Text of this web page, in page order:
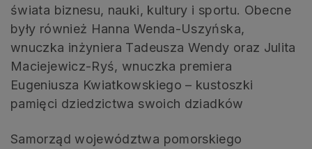
świata biznesu, nauki, kultury i sportu. Obecne
były również Hanna Wenda-Uszyńska,
wnuczka inżyniera Tadeusza Wendy oraz Julita
Maciejewicz-Ryś, wnuczka premiera
Eugeniusza Kwiatkowskiego – kustoszki
pamięci dziedzictwa swoich dziadków
Samorząd województwa pomorskiego